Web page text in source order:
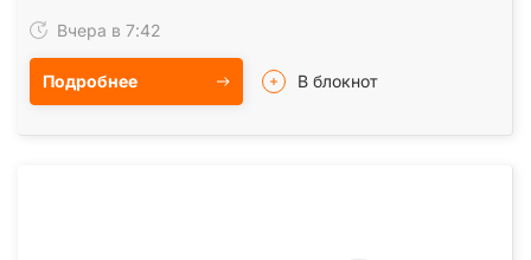
…
Вчера в 7:42
Подробнее В блокнот